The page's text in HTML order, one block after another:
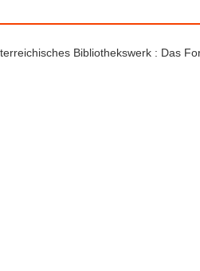
Bibliothekswerk : Das